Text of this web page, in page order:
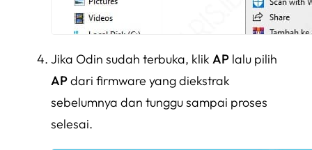
Jika Odin sudah terbuka, klik AP lalu pilih
APdari firmware yang diekstrak
sebelumnya dan tunggu sampai proses
selesai.